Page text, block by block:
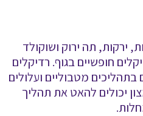
ירקות, תה ירוק ושוקולד
חופשיים בגוף. רדיקלים
מטבוליים ועלולים
יכולים להאט את תהליך
.